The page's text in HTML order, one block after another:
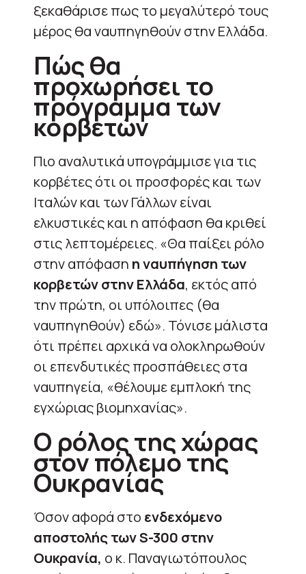
ξεκαθάρισε πως το μεγαλύτερό τους
μέρος θα ναυπηγηθούν στην Ελλάδα.
Πώς θα
προχωρήσει το
πρόγραμμα των
κορβετών
Πιο αναλυτικά υπογράμμισε για τις
κορβέτες ότι οι προσφορές και των
Ιταλών και των Γάλλων είναι
ελκυστικές και η απόφαση θα κριθεί
στις λεπτομέρειες. «Θα παίξει ρόλο
στην απόφαση η ναυπήγηση των
κορβετών στην Ελλάδα, εκτός από
την πρώτη, οι υπόλοιπες (θα
ναυπηγηθούν) εδώ». Τόνισε μάλιστα
ότι πρέπει αρχικά να ολοκληρωθούν
οι επενδυτικές προσπάθειες στα
ναυπηγεία, «θέλουμε εμπλοκή της
εγχώριας βιομηχανίας».
Ο ρόλος της χώρας
στον πόλεμο της
Ουκρανίας
Όσον αφορά στο ενδεχόμενο
αποστολής των S-300 στην
Ουκρανία, ο κ. Παναγιωτόπουλος